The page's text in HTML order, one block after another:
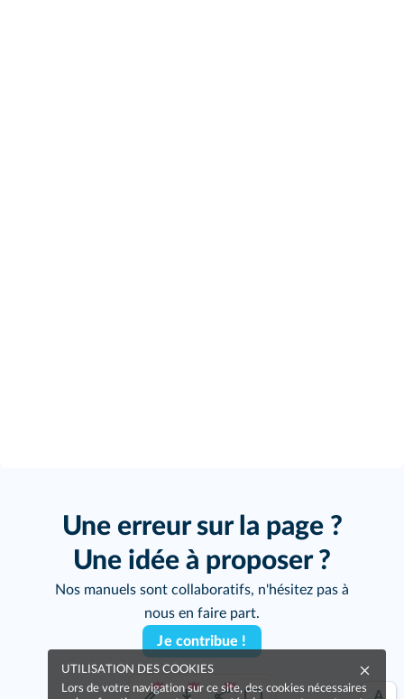
Une erreur sur la page ?
Une idée à proposer ?
Nos manuels sont collaboratifs, n'hésitez pas à
nous en faire part.
Je contribue !
UTILISATION DES COOKIES
Lors de votre navigation sur ce site, des cookies nécessaires